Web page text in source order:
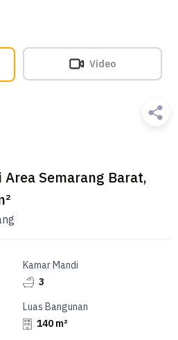
Video
Area Semarang Barat,
Kamar Mandi
3
Luas Bangunan
140 m²